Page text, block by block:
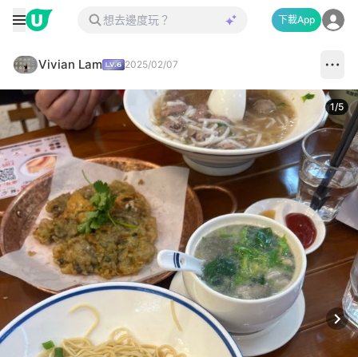
下載App
Vivian Lam 2025/02/07
1/5